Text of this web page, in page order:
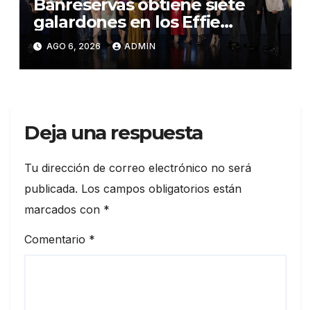
Banreservas obtiene siete
galardones en los Effie
Awards República
Dominicana 2026
AGO 6, 2026 ADMIN
Deja una respuesta
Tu dirección de correo electrónico no será
publicada. Los campos obligatorios están
marcados con *
Comentario *